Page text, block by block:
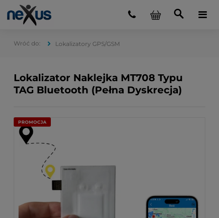
Lokalizatory GPS/GSM
Lokalizator Naklejka MT708 Typu
TAG Bluetooth (Pełna Dyskrecja)
PROMOCJA